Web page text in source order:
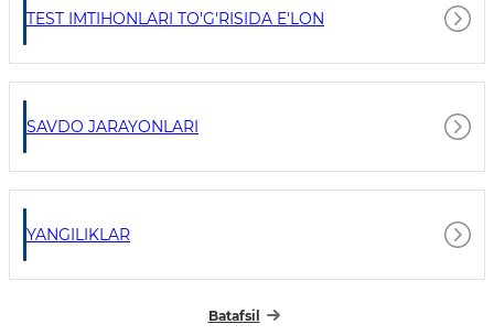
TEST IMTIHONLARI TO'G'RISIDA E'LON
SAVDO JARAYONLARI
YANGILIKLAR
Batafsil